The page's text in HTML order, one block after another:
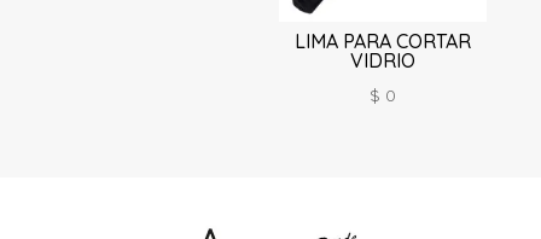
LIMA PARA CORTAR
VIDRIO
$ 0